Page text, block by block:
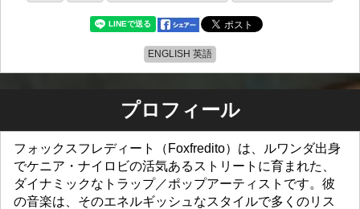
ENGLISH 英語
プロフィール
フォックスフレディート（Foxfredito）は、ルワンダ出身
でケニア・ナイロビの活気あるストリートに育まれた、
ダイナミックなトラップ／ポップアーティストです。彼
の音楽は、そのエネルギッシュなスタイルで多くのリス